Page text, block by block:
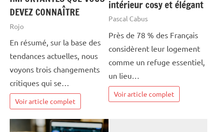
DEVEZ CONNAÎTRE
Rojo
En résumé, sur la base des
tendances actuelles, nous
voyons trois changements
critiques qui se…
Voir article complet
intérieur cosy et élégant
Pascal Cabus
Près de 78 % des Français
considèrent leur logement
comme un refuge essentiel,
un lieu…
Voir article complet